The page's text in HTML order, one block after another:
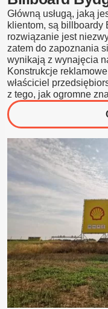
Blog
Kontakt
Główną usługą, jaką
klientom, są billboardy
rozwiązanie jest
zatem do zapoznania
wynikają z wynajęcia
Konstrukcje
właściciel
z tego, jak ogromne